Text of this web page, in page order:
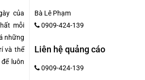
của
mỗi
những
và thể
luôn
Bà Lê Phạm
0909-424-139
Liên hệ quảng cáo
0909-424-139